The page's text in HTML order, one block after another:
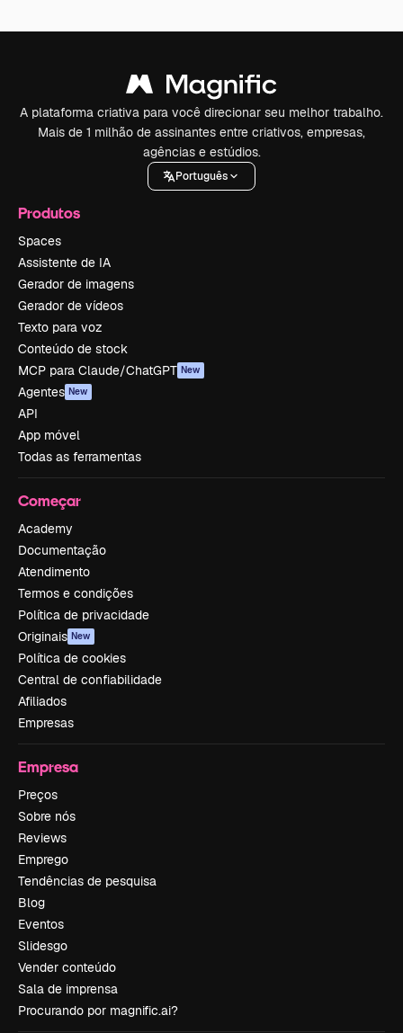
A plataforma criativa para você direcionar seu melhor trabalho.
Mais de 1 milhão de assinantes entre criativos, empresas,
agências e estúdios.
Português
Produtos
Spaces
Assistente de IA
Gerador de imagens
Gerador de vídeos
Texto para voz
Conteúdo de stock
MCP para Claude/ChatGPT New
Agentes New
API
App móvel
Todas as ferramentas
Começar
Academy
Documentação
Atendimento
Termos e condições
Política de privacidade
Originais New
Política de cookies
Central de confiabilidade
Afiliados
Empresas
Empresa
Preços
Sobre nós
Reviews
Emprego
Tendências de pesquisa
Blog
Eventos
Slidesgo
Vender conteúdo
Sala de imprensa
Procurando por magnific.ai?